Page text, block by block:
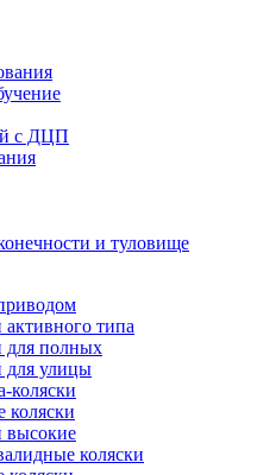
с ДЦП
и туловище
типа
для полных
для улицы
коляски
коляски
высокие
коляски